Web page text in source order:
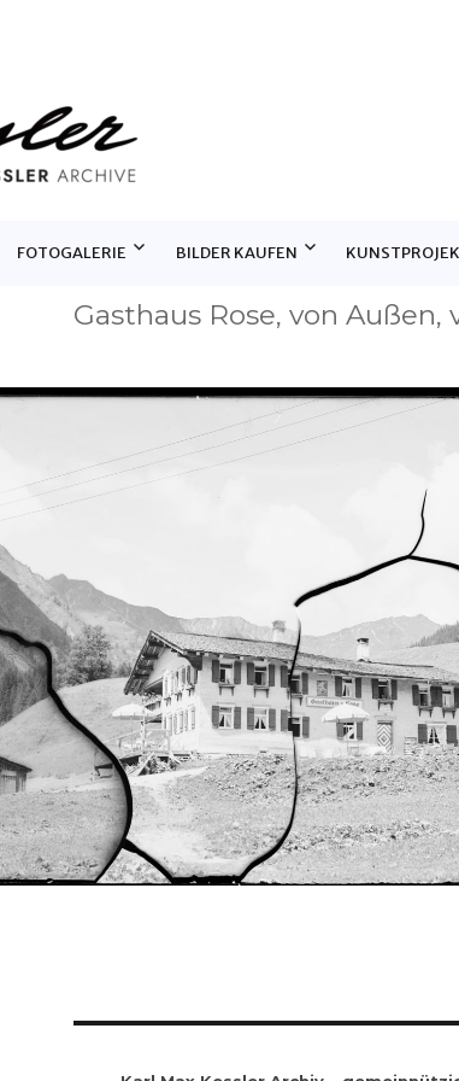
KESSLER ARCHIVE
FOTOGALERIE BILDER KAUFEN
Gasthaus Rose, von